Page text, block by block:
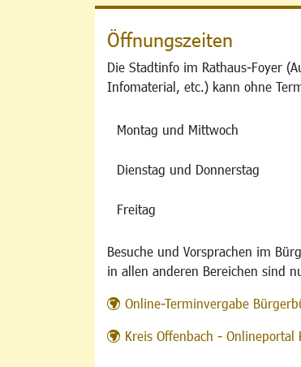
Öffnungszeiten
Die Stadtinfo im Rathaus-Foyer
Infomaterial, etc.) kann ohne
Montag und Mittwoch
Dienstag und Donnerstag
Freitag
Besuche und Vorsprachen im
in allen anderen Bereichen sind
Online-Terminvergabe
Kreis Offenbach - Onlineportal